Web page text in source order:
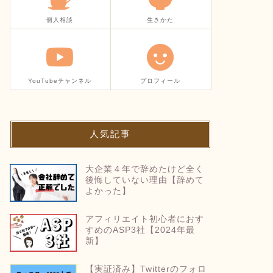
個人相談 生きかた
YouTubeチャンネル プロフィール
人気記事
大企業４年で辞めたけど全く
後悔していない理由【辞めて
よかった】
アフィリエイト初心者におす
すめのASP3社【2024年最
新】
【実証済み】Twitterのフォロ